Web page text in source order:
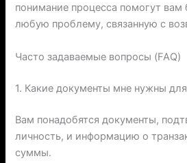
понимание процесса помогут
любую проблему, связанную с
Часто задаваемые вопросы (FAQ)
1. Какие документы мне нужны
Вам понадобятся документы,
личность, и информацию о
суммы.